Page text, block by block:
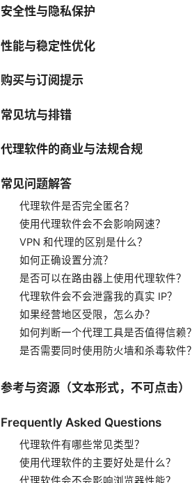
安全性与隐私保护
性能与稳定性优化
购买与订阅提示
常见坑与排错
代理软件的商业与法规合规
常见问题解答
代理软件是否完全匿名？
使用代理软件会不会影响网速？
VPN 和代理的区别是什么？
如何正确设置分流？
是否可以在路由器上使用代理软件？
代理软件会不会泄露我的真实 IP？
如果经营地区受限，怎么办？
如何判断一个代理工具是否值得信赖？
是否需要同时使用防火墙和杀毒软件？
参考与资源（文本形式，不可点击）
Frequently Asked Questions
代理软件有哪些常见类型？
使用代理软件的主要好处是什么？